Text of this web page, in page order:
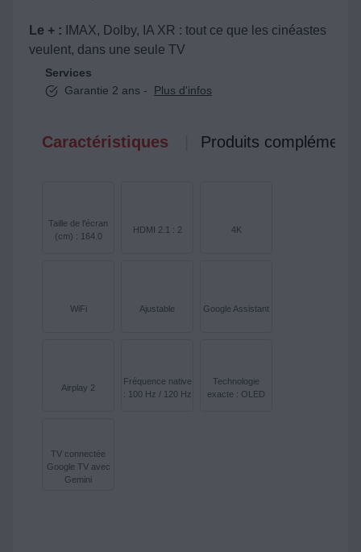
Le + :
IMAX, Dolby, IA XR : tout ce que les cinéastes
veulent, dans une seule TV
Services
Garantie 2 ans -
Plus d'infos
Caractéristiques Produits
Taille de l'écran
(cm) : 164.0
HDMI 2.1 : 2 4K
WiFi Ajustable Google Assistant
Airplay 2
Fréquence native
: 100 Hz / 120 Hz
Technologie
exacte : OLED
TV connectée
Google TV avec
Gemini